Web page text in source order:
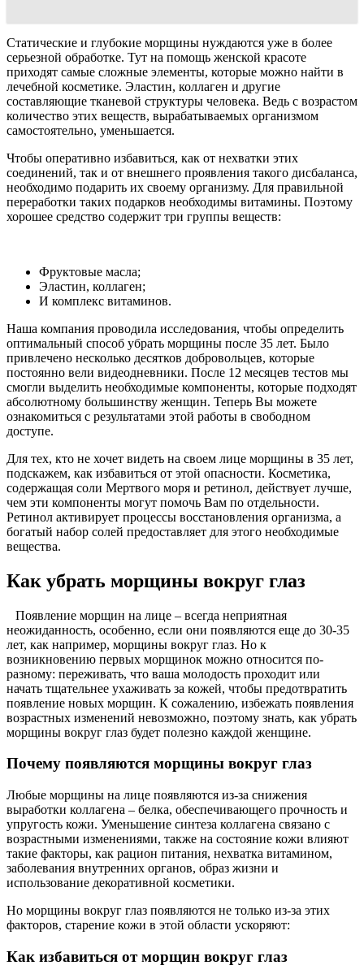
Статические и глубокие морщины нуждаются уже в более
серьезной обработке. Тут на помощь женской красоте
приходят самые сложные элементы, которые можно найти в
лечебной косметике. Эластин, коллаген и другие
составляющие тканевой структуры человека. Ведь с возрастом
количество этих веществ, вырабатываемых организмом
самостоятельно, уменьшается.
Чтобы оперативно избавиться, как от нехватки этих
соединений, так и от внешнего проявления такого дисбаланса,
необходимо подарить их своему организму. Для правильной
переработки таких подарков необходимы витамины. Поэтому
хорошее средство содержит три группы веществ:
Фруктовые масла;
Эластин, коллаген;
И комплекс витаминов.
Наша компания проводила исследования, чтобы определить
оптимальный способ убрать морщины после 35 лет. Было
привлечено несколько десятков добровольцев, которые
постоянно вели видеодневники. После 12 месяцев тестов мы
смогли выделить необходимые компоненты, которые подходят
абсолютному большинству женщин. Теперь Вы можете
ознакомиться с результатами этой работы в свободном
доступе.
Для тех, кто не хочет видеть на своем лице морщины в 35 лет,
подскажем, как избавиться от этой опасности. Косметика,
содержащая соли Мертвого моря и ретинол, действует лучше,
чем эти компоненты могут помочь Вам по отдельности.
Ретинол активирует процессы восстановления организма, а
богатый набор солей предоставляет для этого необходимые
вещества.
Как убрать морщины вокруг глаз
Появление морщин на лице – всегда неприятная
неожиданность, особенно, если они появляются еще до 30-35
лет, как например, морщины вокруг глаз. Но к
возникновению первых морщинок можно относится по-
разному: переживать, что ваша молодость проходит или
начать тщательнее ухаживать за кожей, чтобы предотвратить
появление новых морщин. К сожалению, избежать появления
возрастных изменений невозможно, поэтому знать, как убрать
морщины вокруг глаз будет полезно каждой женщине.
Почему появляются морщины вокруг глаз
Любые морщины на лице появляются из-за снижения
выработки коллагена – белка, обеспечивающего прочность и
упругость кожи. Уменьшение синтеза коллагена связано с
возрастными изменениями, также на состояние кожи влияют
такие факторы, как рацион питания, нехватка витамином,
заболевания внутренних органов, образ жизни и
использование декоративной косметики.
Но морщины вокруг глаз появляются не только из-за этих
факторов, старение кожи в этой области ускоряют:
Как избавиться от морщин вокруг глаз